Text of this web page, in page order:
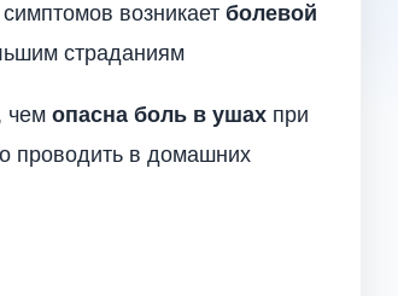
возникает болевой
страданиям
чем опасна боль в ушах при
проводить в домашних